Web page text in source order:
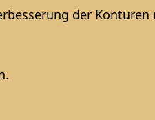
der